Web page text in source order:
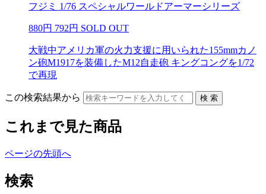
フジミ 1/76 スペシャルワールドアーマーシリーズ
880円 792円 SOLD OUT
大戦中アメリカ軍の火力支援に用いられた155mmカノ
ン砲M1917を装備したM12自走砲 キングコングを1/72
で再現
この検索結果から
これまで見た商品
ページの先頭へ
検索